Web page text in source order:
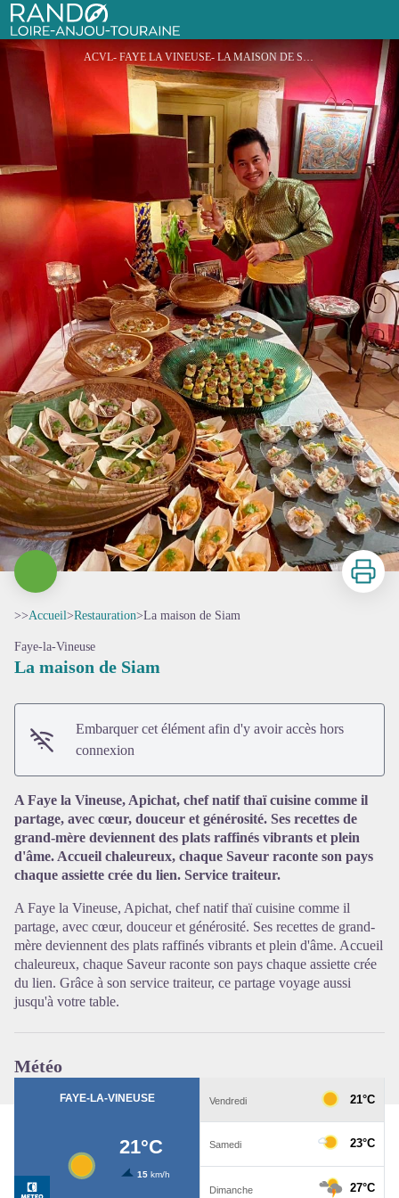
Rando Loire-Anjou-Touraine
La maison de Siam
ACVL- FAYE LA VINEUSE- LA MAISON DE SIAM - Apichat - BEAL Jeon Michel
Voir l'image en plein écran
Imprimer
>>Accueil>Restauration>La maison de Siam
Faye-la-Vineuse
La maison de Siam
Embarquer cet élément afin d'y avoir accès hors
connexion
A Faye la Vineuse, Apichat, chef natif thaï cuisine comme il
partage, avec cœur, douceur et générosité. Ses recettes de
grand-mère deviennent des plats raffinés vibrants et plein
d'âme. Accueil chaleureux, chaque Saveur raconte son pays
chaque assiette crée du lien. Service traiteur.
A Faye la Vineuse, Apichat, chef natif thaï cuisine comme il
partage, avec cœur, douceur et générosité. Ses recettes de grand-
mère deviennent des plats raffinés vibrants et plein d'âme. Accueil
chaleureux, chaque Saveur raconte son pays chaque assiette crée
du lien. Grâce à son service traiteur, ce partage voyage aussi
jusqu'à votre table.
Météo